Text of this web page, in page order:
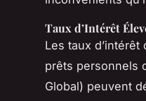
Taux d’Intérêt
Les taux
prêts personnels
Global) peuvent